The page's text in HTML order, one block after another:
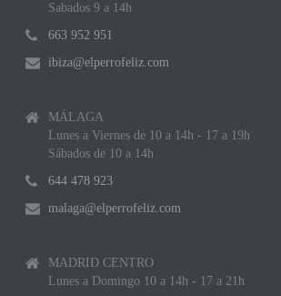
Sabados 9 a 14h
663 952 951
ibiza@elperrofeliz.com
MÁLAGA
Lunes a Viernes de 10 a 14h - 17 a 19h
Sábados de 10 a 14h
644 478 923
malaga@elperrofeliz.com
MADRID CENTRO
Lunes a Domingo 10 a 14h - 17 a 21h